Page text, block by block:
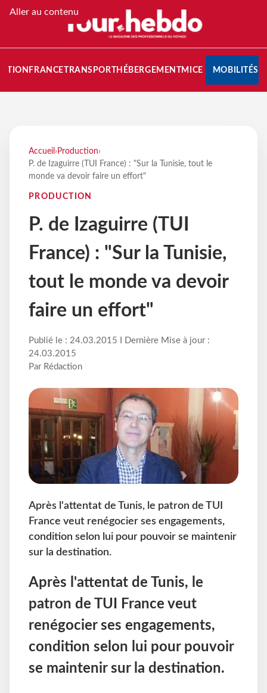
Aller au contenu
FRANCETRANSPORT HÉBERGEMENTMICE MOBILITÉS
Accueil › Production›
P. de Izaguirre (TUI France) : "Sur la Tunisie, tout le
monde va devoir faire un effort"
PRODUCTION
P. de Izaguirre (TUI
France) : "Sur la Tunisie,
tout le monde va devoir
faire un effort"
Publié le : 24.03.2015 I Dernière Mise à jour :
24.03.2015
Par Rédaction
Après l'attentat de Tunis, le patron de TUI
France veut renégocier ses engagements,
condition selon lui pour pouvoir se maintenir
sur la destination.
Après l'attentat de Tunis, le
patron de TUI France veut
renégocier ses engagements,
condition selon lui pour pouvoir
se maintenir sur la destination.